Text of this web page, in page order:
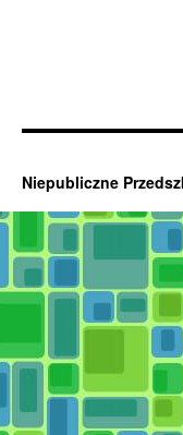
Niepubliczne